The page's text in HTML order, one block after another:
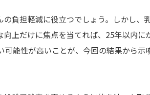
負担軽減に役立つでしょう。しかし、
上だけに焦点を当てれば、25年以内に
能性が高いことが、今回の結果から示